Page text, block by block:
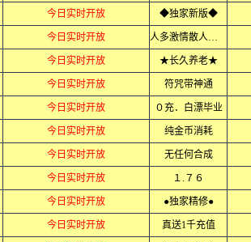
今日实时开放 ◆独家新版◆
今日实时开放 人多激情散人必赚
今日实时开放 ★长久养老★
今日实时开放 符咒带神通
今日实时开放 ０充．白漂毕业
今日实时开放 纯金币消耗
今日实时开放 无任何合成
今日实时开放 １.７６
今日实时开放 ●独家精修●
今日实时开放 真送1千充值